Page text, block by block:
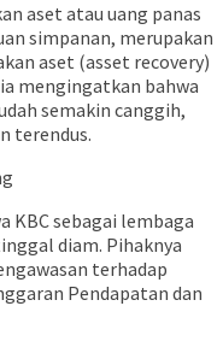
aset atau uang panas
simpanan, merupakan
aset (asset recovery)
mengingatkan bahwa
semakin canggih,
terendus.
KBC sebagai lembaga
diam. Pihaknya
terhadap
Pendapatan dan